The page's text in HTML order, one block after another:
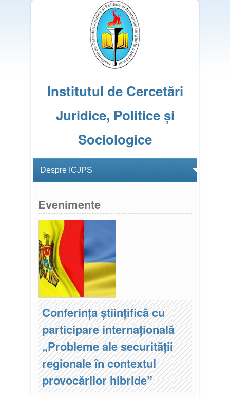
Institutul de Cercetări
Juridice, Politice și
Sociologice
Evenimente
Conferința științifică cu
participare internațională
„Probleme ale securității
regionale în contextul
provocărilor hibride”